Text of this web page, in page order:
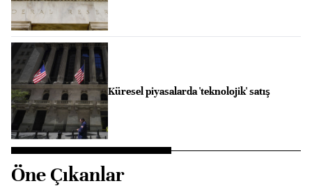
Küresel piyasalarda 'teknolojik' satış
Öne Çıkanlar